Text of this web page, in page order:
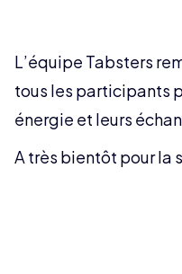
L’équipe Tabsters
tous les participants
énergie et leurs
A très bientôt pour la